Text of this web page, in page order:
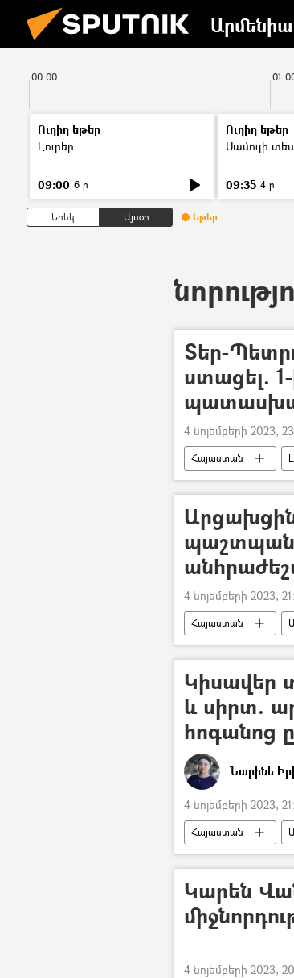
Արմենիա
00:00
Ուղիղ եթեր
Լուրեր
09:00 6 ր
Ուղիղ եթեր
Մամուլի
09:35 4 ր
Երեկ Այսօր Եթեր
Տեր-
ստացել.
4 նոյեմբերի 2023,
Հայաստան
4 նոյեմբերի 2023,
Հայաստան
Կիսավեր
և սիրտ.
հոգանոց
Նարինե
4 նոյեմբերի 2023,
Հայաստան
Բռնի տեղահանված
Կարեն
4 նոյեմբերի 2023,